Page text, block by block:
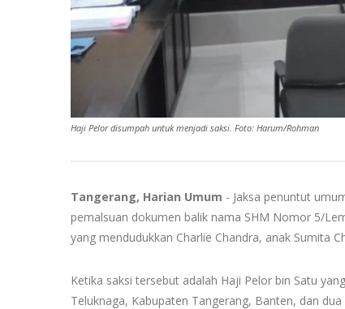
Haji Pelor disumpah untuk menjadi saksi. Foto: Harum/Rohman
Tangerang, Harian Umum - Jaksa penuntut
pemalsuan dokumen balik nama SHM Nomor 5/
yang mendudukkan Charlie Chandra, anak Sumita
Ketika saksi tersebut adalah Haji Pelor bin Satu
Teluknaga, Kabupaten Tangerang, Banten, dan